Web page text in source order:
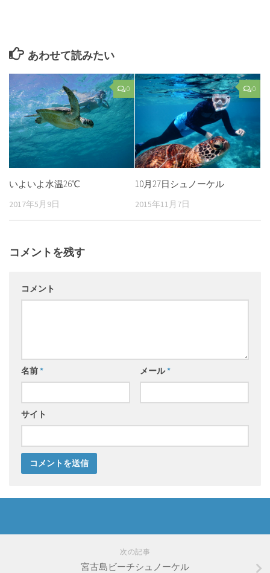
あわせて読みたい
0
いよいよ水温26℃
2017年5月9日
0
10月27日シュノーケル
2015年11月7日
コメントを残す
コメント
名前* メール*
サイト
次の記事
宮古島ビーチシュノーケル